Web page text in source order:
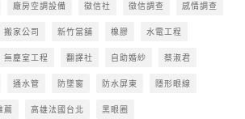
廠房空調設備 徵信社 徵信調查 感情調查
搬家公司 新竹當舖 橡膠 水電工程
無塵室工程 翻譯社 自助婚紗 蔡淑君
通水管 防墜窗 防水屏東 隱形眼線
薦 高雄法國台北 黑眼圈